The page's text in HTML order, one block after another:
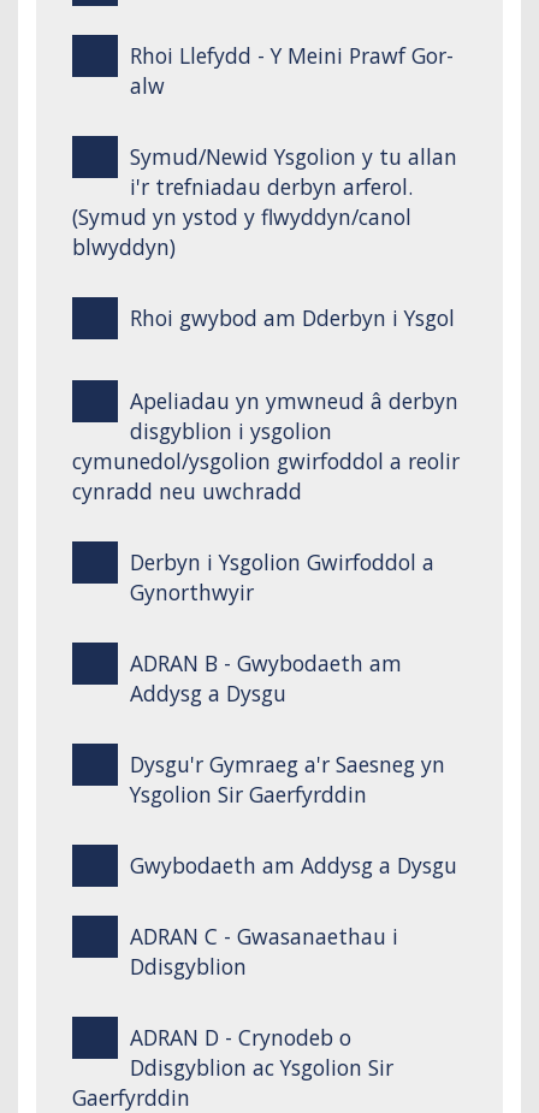
Rhoi Llefydd - Y Meini Prawf Gor-
alw
Symud/Newid Ysgolion y tu allan
i'r trefniadau derbyn arferol.
(Symud yn ystod y flwyddyn/canol
blwyddyn)
Rhoi gwybod am Dderbyn i Ysgol
Apeliadau yn ymwneud â derbyn
disgyblion i ysgolion
cymunedol/ysgolion gwirfoddol a reolir
cynradd neu uwchradd
Derbyn i Ysgolion Gwirfoddol a
Gynorthwyir
ADRAN B - Gwybodaeth am
Addysg a Dysgu
Dysgu'r Gymraeg a'r Saesneg yn
Ysgolion Sir Gaerfyrddin
Gwybodaeth am Addysg a Dysgu
ADRAN C - Gwasanaethau i
Ddisgyblion
ADRAN D - Crynodeb o
Ddisgyblion ac Ysgolion Sir
Gaerfyrddin